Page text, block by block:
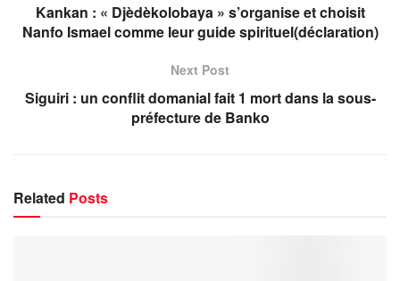
Kankan : « Djèdèkolobaya » s’organise et choisit
Nanfo Ismael comme leur guide spirituel(déclaration)
Next Post
Siguiri : un conflit domanial fait 1 mort dans la sous-
préfecture de Banko
Related Posts